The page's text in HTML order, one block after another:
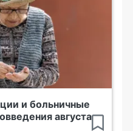
и больничные
августа